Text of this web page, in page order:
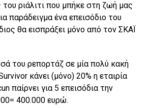
ριάλιτι που μπήκε στη ζωή μας
παράδειγμα ένα επεισόδιο του
θα εισπράξει μόνο από τον ΣΚΑΪ
του ρεπορτάζ σε μία πολύ κακή
κάνει (μόνο) 20% η εταιρία
παίρνει για 5 επεισόδια την
400.000 ευρώ.